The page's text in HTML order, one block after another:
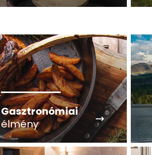
Gasztronómiai
élmény